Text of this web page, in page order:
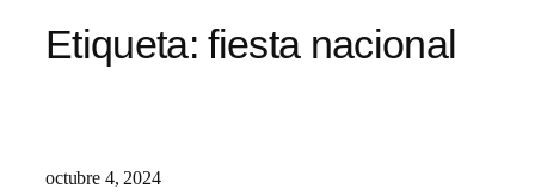
Etiqueta:fiesta nacional
octubre 4, 2024